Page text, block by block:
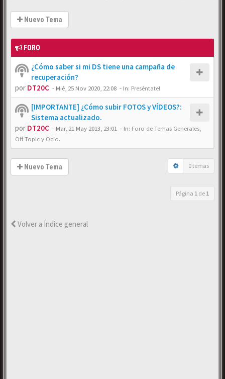
Nuevo Tema
FORO
¿Cómo saber si mi DS tiene una campaña de
recuperación?
por DT20C - Mié, 25 Nov 2020, 22:08 - In: Preséntate!
[IMPORTANTE] ¿Cómo subir FOTOS y VÍDEOS?:
Sistema actualizado.
por DT20C - Mar, 21 May 2013, 23:01 - In: Foro de Temas Generales,
Off Topic y Ocio.
Nuevo Tema 0 temas
Página 1 de 1
Volver a Índice general